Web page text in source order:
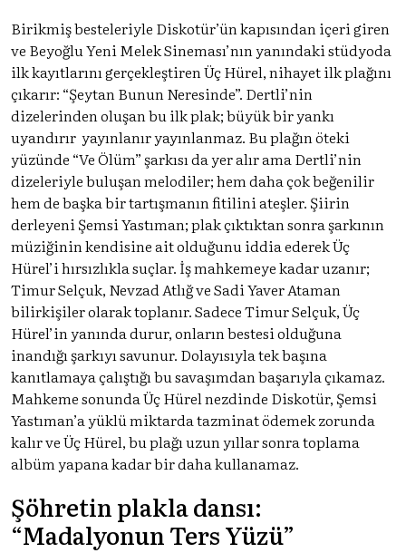
Birikmiş besteleriyle Diskotür’ün kapısından içeri giren
ve Beyoğlu Yeni Melek Sineması’nın yanındaki stüdyoda
ilk kayıtlarını gerçekleştiren Üç Hürel, nihayet ilk plağını
çıkarır: “Şeytan Bunun Neresinde”. Dertli’nin
dizelerinden oluşan bu ilk plak; büyük bir yankı
uyandırır yayınlanır yayınlanmaz. Bu plağın öteki
yüzünde “Ve Ölüm” şarkısı da yer alır ama Dertli’nin
dizeleriyle buluşan melodiler; hem daha çok beğenilir
hem de başka bir tartışmanın fitilini ateşler. Şiirin
derleyeni Şemsi Yastıman; plak çıktıktan sonra şarkının
müziğinin kendisine ait olduğunu iddia ederek Üç
Hürel’i hırsızlıkla suçlar. İş mahkemeye kadar uzanır;
Timur Selçuk, Nevzad Atlığ ve Sadi Yaver Ataman
bilirkişiler olarak toplanır. Sadece Timur Selçuk, Üç
Hürel’in yanında durur, onların bestesi olduğuna
inandığı şarkıyı savunur. Dolayısıyla tek başına
kanıtlamaya çalıştığı bu savaşımdan başarıyla çıkamaz.
Mahkeme sonunda Üç Hürel nezdinde Diskotür, Şemsi
Yastıman’a yüklü miktarda tazminat ödemek zorunda
kalır ve Üç Hürel, bu plağı uzun yıllar sonra toplama
albüm yapana kadar bir daha kullanamaz.
Şöhretin plakla dansı:
“Madalyonun Ters Yüzü”